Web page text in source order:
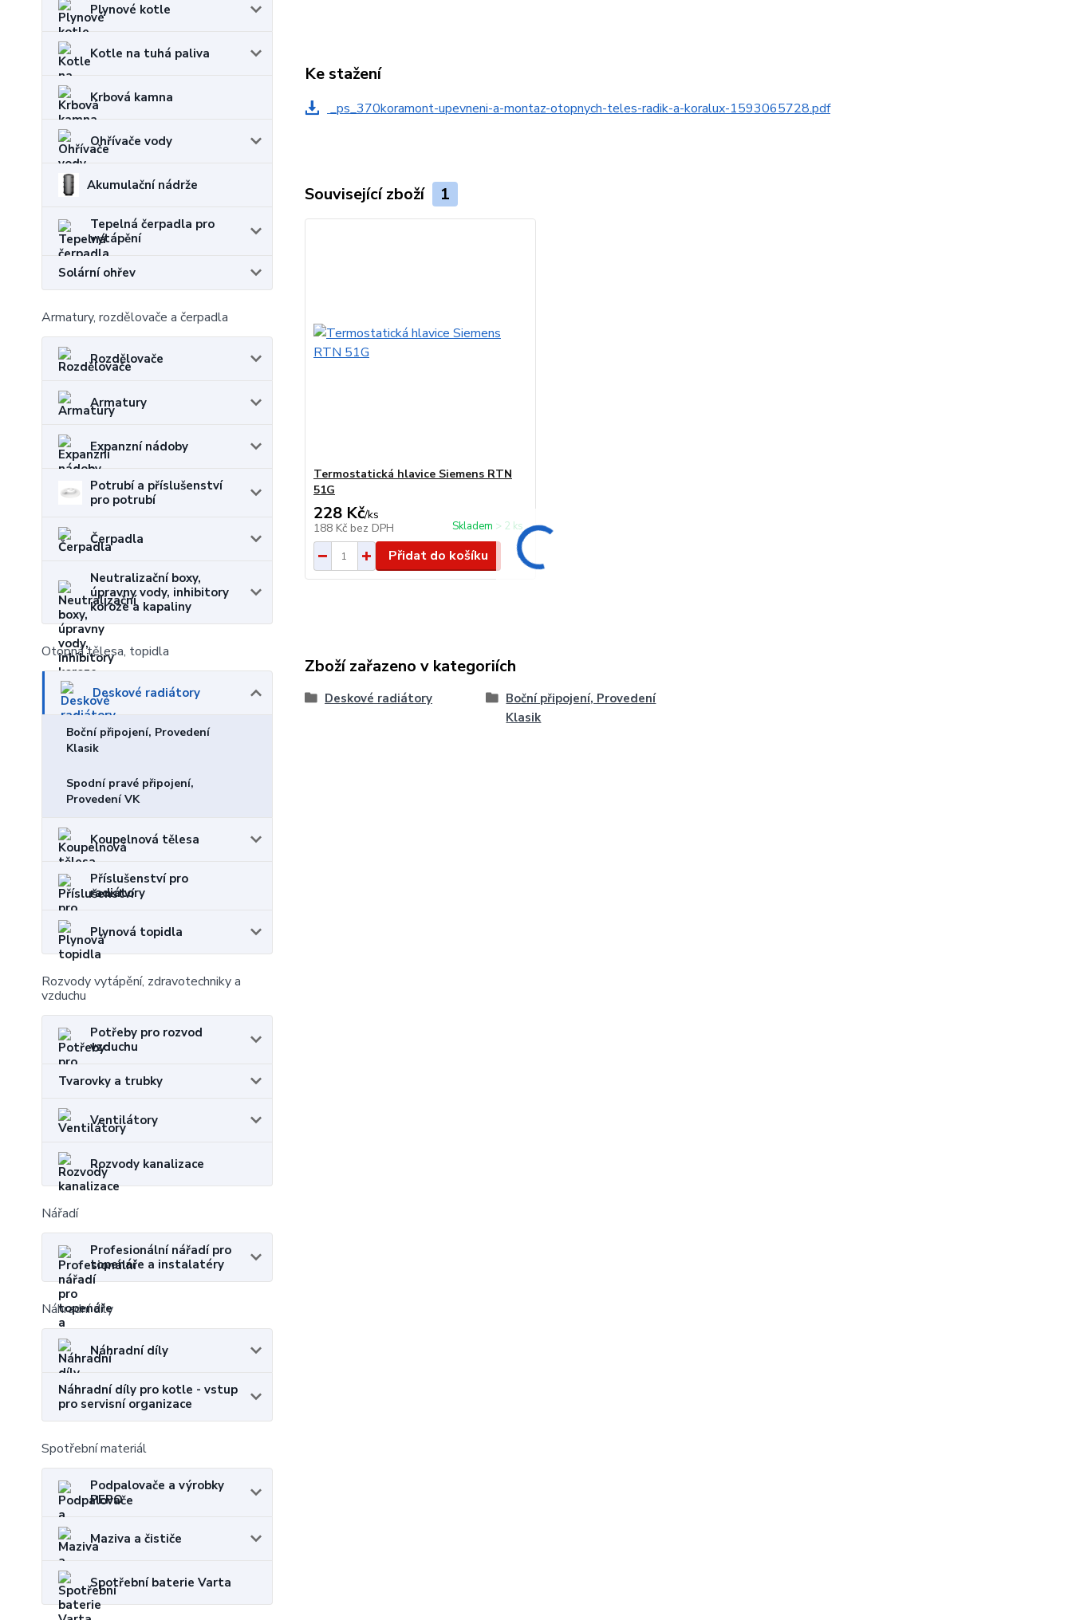
Plynové kotle
Kotle na tuhá paliva
Krbová kamna
Ohřívače vody
Akumulační nádrže
Tepelná čerpadla pro
vytápění
Solární ohřev
Armatury, rozdělovače a čerpadla
Rozdělovače
Armatury
Expanzní nádoby
Potrubí a příslušenství
pro potrubí
Čerpadla
Neutralizační boxy,
úpravny vody, inhibitory
koroze a kapaliny
Otopná tělesa, topidla
Deskové radiátory
Boční připojení, Provedení
Klasik
Spodní pravé připojení,
Provedení VK
Koupelnová tělesa
Příslušenství pro
radiátory
Plynová topidla
Rozvody vytápění, zdravotechniky a
vzduchu
Potřeby pro rozvod
vzduchu
Tvarovky a trubky
Ventilátory
Rozvody kanalizace
Nářadí
Profesionální nářadí pro
topenáře a instalatéry
Náhradní díly
Náhradní díly
Náhradní díly pro kotle - vstup
pro servisní organizace
Spotřební materiál
Podpalovače a výrobky
PEPO
Maziva a čističe
Spotřební baterie Varta
Ke stažení
_ps_370koramont-upevneni-a-montaz-otopnych-teles-radik-a-koralux-1593065728.pdf
Související zboží 1
Termostatická hlavice Siemens RTN
51G
228 Kč/ks
188 Kč bez DPH Skladem > 2 ks
Přidat do košíku
Zboží zařazeno v kategoriích
Deskové radiátory
Boční připojení, Provedení
Klasik